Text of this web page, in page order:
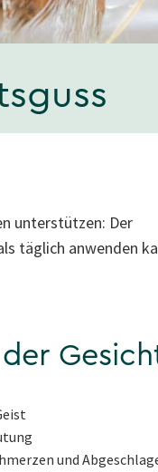
unterstützen: Der
täglich anwenden
und